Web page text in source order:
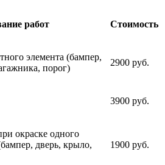
работ Стоимость
элемента (бампер,
порог)
2900 руб.
3900 руб.
окраске одного
дверь, крыло,
1900 руб.